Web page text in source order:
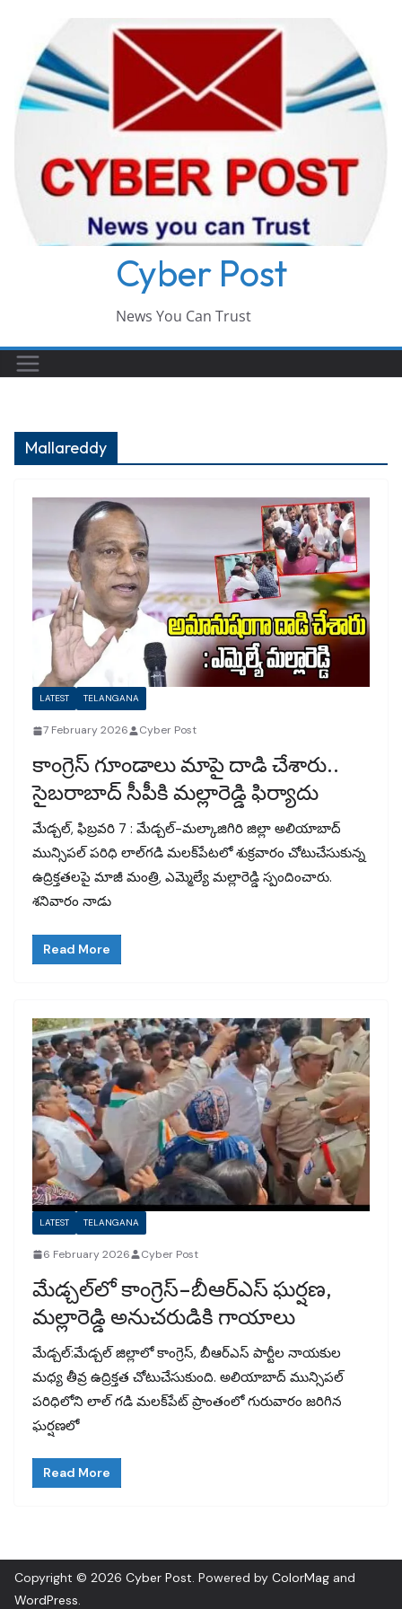
content
Cyber Post
News You Can Trust
Mallareddy
LATEST TELANGANA
7 February 2026 Cyber Post
కాంగ్రెస్‌ గూండాలు మాపై దాడి చేశారు..
సైబరాబాద్‌ సీపీకి మల్లారెడ్డి ఫిర్యాదు
మేడ్చల్‌, ఫిబ్రవరి 7 : మేడ్చల్-మల్కాజిగిరి జిల్లా అలియాబాద్
మున్సిపల్ పరిధి లాల్‌గడి మలక్‌పేటలో శుక్రవారం చోటుచేసుకున్న
ఉద్రిక్తతలపై మాజీ మంత్రి, ఎమ్మెల్యే మల్లారెడ్డి స్పందించారు.
శనివారం నాడు
Read More
LATEST TELANGANA
6 February 2026 Cyber Post
మేడ్చల్‌లో కాంగ్రెస్–బీఆర్ఎస్ ఘర్షణ,
మల్లారెడ్డి అనుచరుడికి గాయాలు
మేడ్చల్:మేడ్చల్ జిల్లాలో కాంగ్రెస్, బీఆర్ఎస్ పార్టీల నాయకుల
మధ్య తీవ్ర ఉద్రిక్తత చోటుచేసుకుంది. అలియాబాద్ మున్సిపల్
పరిధిలోని లాల్ గడి మలక్‌పేట్ ప్రాంతంలో గురువారం జరిగిన
ఘర్షణలో
Read More
Copyright © 2026 Cyber Post. Powered by ColorMag and
WordPress.